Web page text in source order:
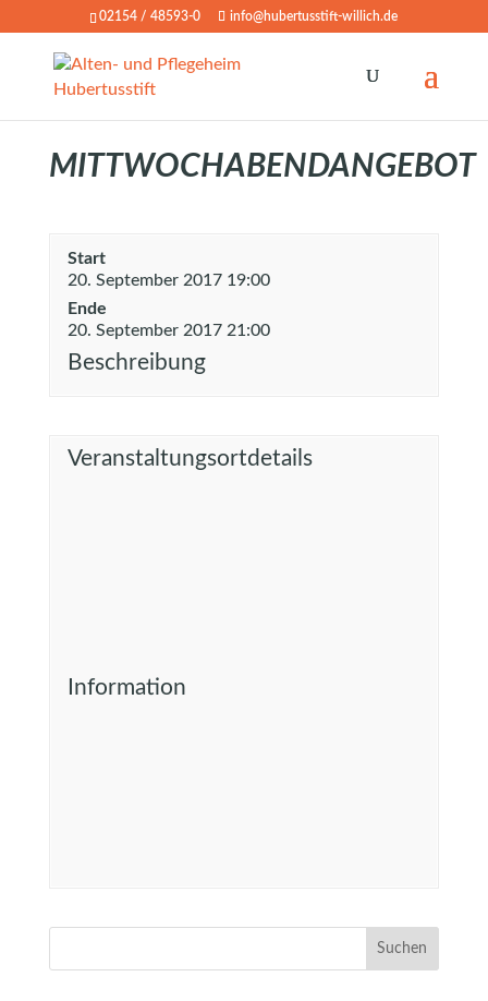
02154 / 48593-0 info@hubertusstift-willich.de
MITTWOCHABENDANGEBOT
Start
20. September 2017 19:00
Ende
20. September 2017 21:00
Beschreibung
Veranstaltungsortdetails
Information